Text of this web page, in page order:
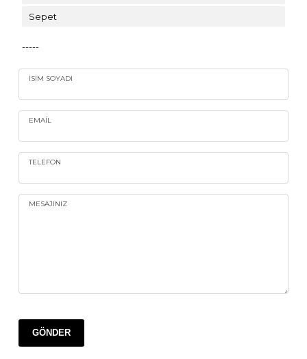
Sepet
-----
İSIM SOYADI
EMAIL
TELEFON
MESAJINIZ
GÖNDER